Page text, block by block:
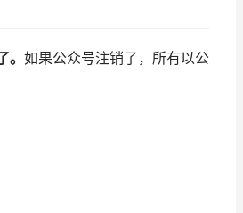
如果公众号注销了，所有以公